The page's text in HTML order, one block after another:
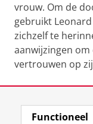
vrouw. Om de
gebruikt
zichzelf te
aanwijzingen
vertrouwen op
Laatst gewijzigd:
Functioneel